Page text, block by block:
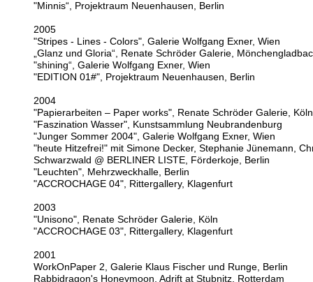
"Minnis“, Projektraum Neuenhausen, Berlin
2005
"Stripes - Lines - Colors", Galerie Wolfgang Exner, Wien
„Glanz und Gloria“, Renate Schröder Galerie,
"shining“, Galerie Wolfgang Exner, Wien
"EDITION 01#", Projektraum Neuenhausen, Berlin
2004
"Papierarbeiten – Paper works", Renate Schröder Galerie, Köln
"Faszination Wasser", Kunstsammlung Neubrandenburg
"Junger Sommer 2004", Galerie Wolfgang Exner, Wien
"heute Hitzefrei!" mit Simone Decker, Stephanie Jünemann,
Schwarzwald @ BERLINER LISTE, Förderkoje, Berlin
"Leuchten", Mehrzweckhalle, Berlin
"ACCROCHAGE 04", Rittergallery, Klagenfurt
2003
"Unisono", Renate Schröder Galerie, Köln
"ACCROCHAGE 03", Rittergallery, Klagenfurt
2001
WorkOnPaper 2, Galerie Klaus Fischer und Runge, Berlin
Rabbidragon's Honeymoon, Adrift at Stubnitz, Rotterdam